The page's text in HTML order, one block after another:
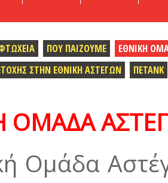
ΠΟΥ ΠΑΙΖΟΥΜΕ
ΕΘΝΙΚΗ
ΣΤΗΝ ΕΘΝΙΚΗ ΑΣΤΕΓΩΝ
ΠΕΤΑΝΚ
ΟΜΑΔΑ
Ομάδα